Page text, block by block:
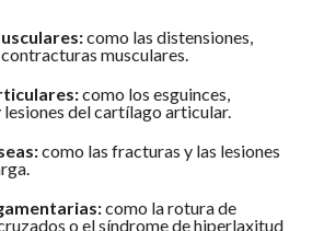
como las distensiones,
musculares.
como los esguinces,
lesiones del cartílago articular.
como las fracturas y las lesiones
como la rotura de
o el síndrome de hiperlaxitud